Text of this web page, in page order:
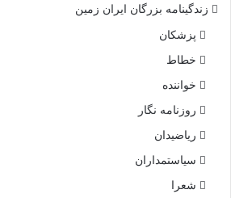
زندگینامه بزرگان ایران زمین
پزشکان
خطاط
خواننده
روزنامه نگار
ریاضیدان
سیاستمداران
شعرا